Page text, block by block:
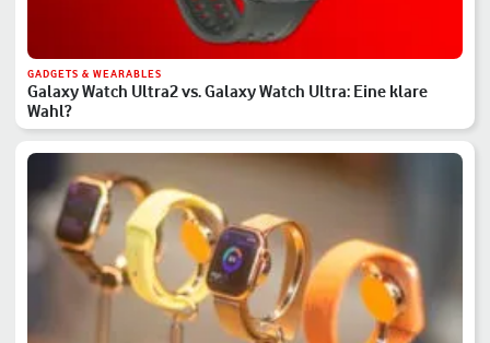
GADGETS & WEARABLES
Galaxy Watch Ultra2 vs. Galaxy Watch Ultra: Eine klare
Wahl?